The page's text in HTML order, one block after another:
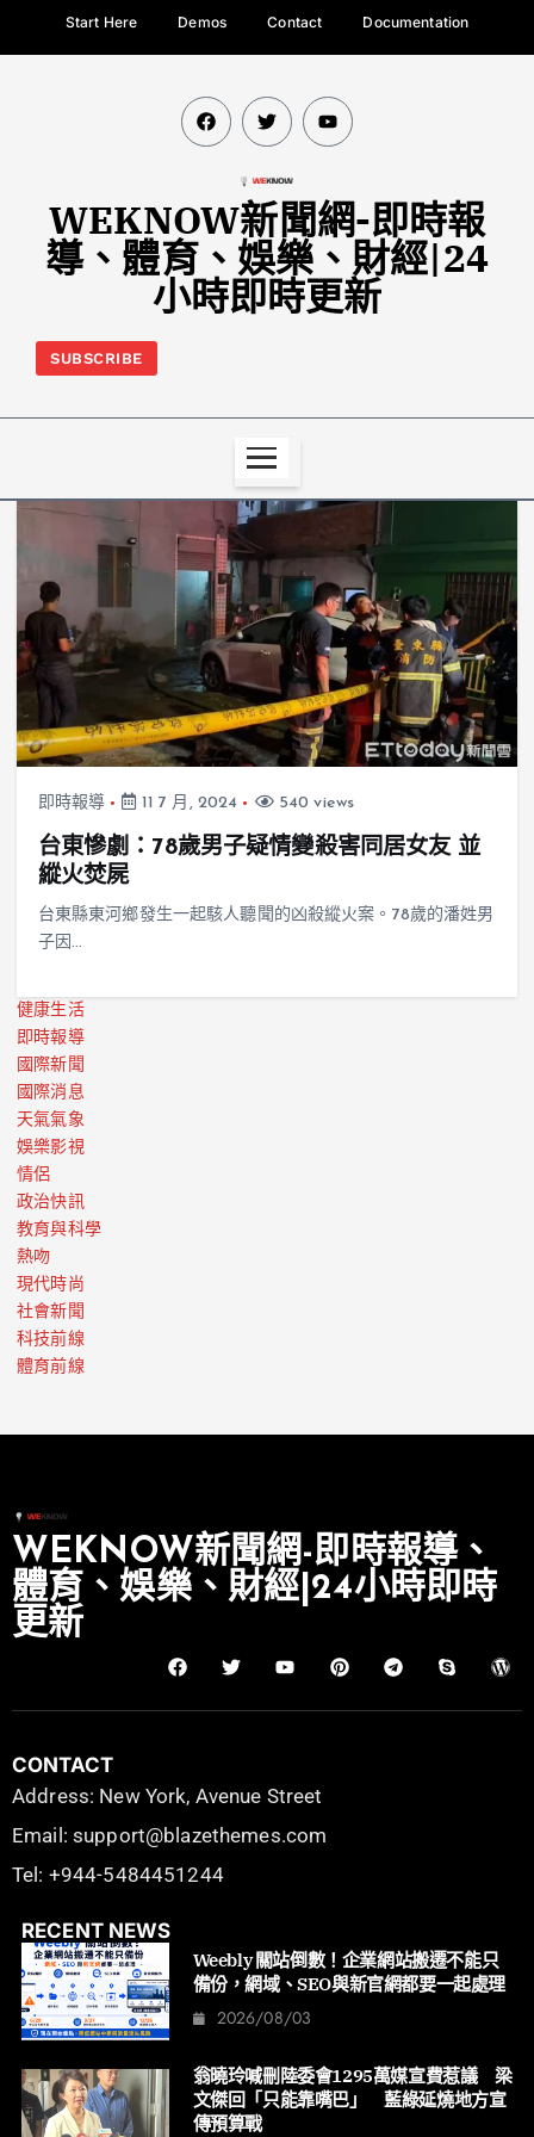
Start Here Demos Contact Documentation
WEKNOW新聞網-即時報
導、體育、娛樂、財經|24
小時即時更新
SUBSCRIBE
即時報導 11 7 月, 2024 540 views
台東慘劇：78歲男子疑情變殺害同居女友 並
縱火焚屍
台東縣東河鄉發生一起駭人聽聞的凶殺縱火案。78歲的潘姓男
子因…
健康生活
即時報導
國際新聞
國際消息
天氣氣象
娛樂影視
情侶
政治快訊
教育與科學
熱吻
現代時尚
社會新聞
科技前線
體育前線
WEKNOW新聞網-即時報導、
體育、娛樂、財經|24小時即時
更新
CONTACT
Address: New York, Avenue Street
Email: support@blazethemes.com
Tel: +944-5484451244
RECENT NEWS
Weebly 關站倒數！企業網站搬遷不能只
備份，網域、SEO與新官網都要一起處理
2026/08/03
翁曉玲喊刪陸委會1295萬媒宣費惹議 梁
文傑回「只能靠嘴巴」 藍綠延燒地方宣
傳預算戰